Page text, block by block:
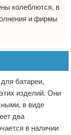
колеблются, в
и фирмы
батареи,
изделий. Они
в виде
два
в наличии